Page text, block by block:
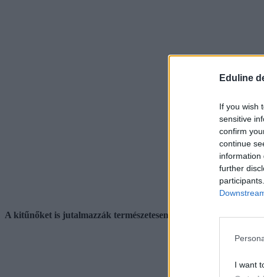
Eduline
If you wish
sensitive
confirm
continue
information
further
I want
A kitűnőket is jutalmazzák természetesen